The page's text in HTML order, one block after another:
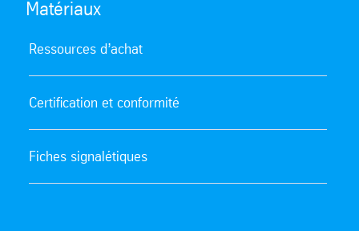
Matériaux
Ressources d’achat
Certification et conformité
Fiches signalétiques